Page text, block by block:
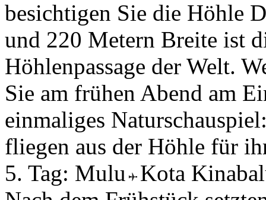
besichtigen Sie die Höhle
und 220 Metern Breite ist
Höhlenpassage der Welt.
Sie am frühen Abend am
einmaliges
fliegen aus der Höhle für
5. Tag: Mulu
Kota